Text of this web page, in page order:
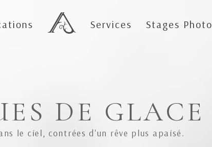
Services Stages Photo
DE GLACE
le ciel, contrées d'un rêve plus apaisé.